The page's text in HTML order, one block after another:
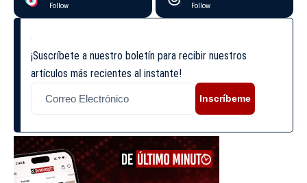
Follow Follow
¡Suscríbete a nuestro boletín para recibir nuestros
artículos más recientes al instante!
Inscríbeme